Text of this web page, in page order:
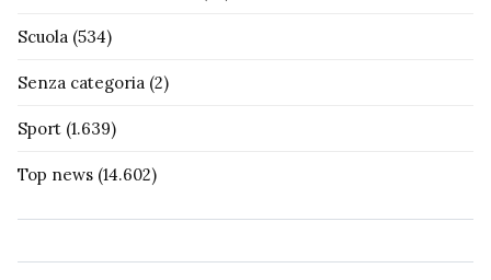
Scuola (534)
Senza categoria (2)
Sport (1.639)
Top news (14.602)